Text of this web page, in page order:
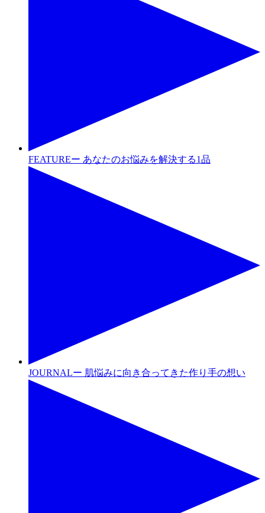
FEATUREー あなたのお悩みを解決する1品
JOURNALー 肌悩みに向き合ってきた作り手の想い